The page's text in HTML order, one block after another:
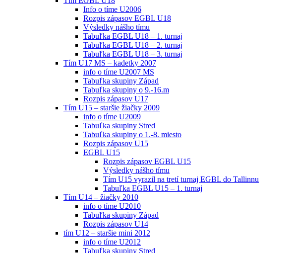
Info o tíme U2006
Rozpis zápasov EGBL U18
Výsledky nášho tímu
Tabuľka EGBL U18 – 1. turnaj
Tabuľka EGBL U18 – 2. turnaj
Tabuľka EGBL U18 – 3. turnaj
Tím U17 MS – kadetky 2007
info o tíme U2007 MS
Tabuľka skupiny Západ
Tabuľka skupiny o 9.-16.m
Rozpis zápasov U17
Tím U15 – staršie žiačky 2009
info o tíme U2009
Tabuľka skupiny Stred
Tabuľka skupiny o 1.-8. miesto
Rozpis zápasov U15
EGBL U15
Rozpis zápasov EGBL U15
Výsledky nášho tímu
Tím U15 vyrazil na tretí turnaj EGBL do Tallinnu
Tabuľka EGBL U15 – 1. turnaj
Tím U14 – žiačky 2010
info o tíme U2010
Tabuľka skupiny Západ
Rozpis zápasov U14
tím U12 – staršie mini 2012
info o tíme U2012
Tabuľka skupiny Stred